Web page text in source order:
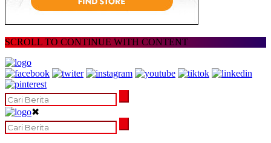
SCROLL TO CONTINUE WITH CONTENT
✖